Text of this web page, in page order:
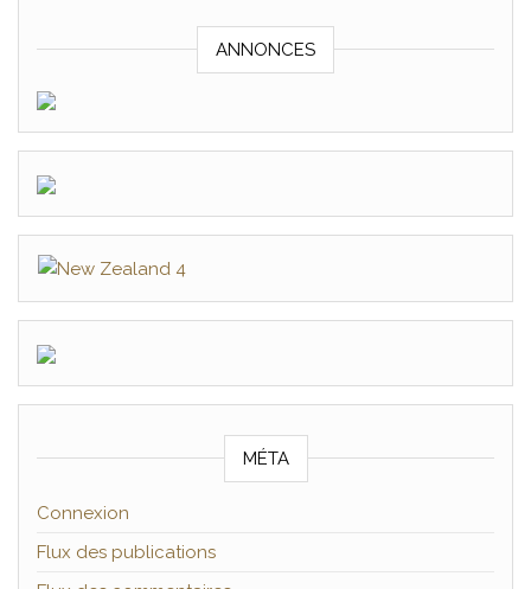
ANNONCES
MÉTA
Connexion
Flux des publications